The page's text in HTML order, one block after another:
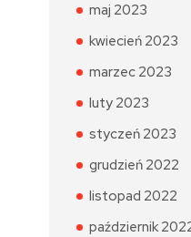
maj 2023
kwiecień 2023
marzec 2023
luty 2023
styczeń 2023
grudzień 2022
listopad 2022
październik